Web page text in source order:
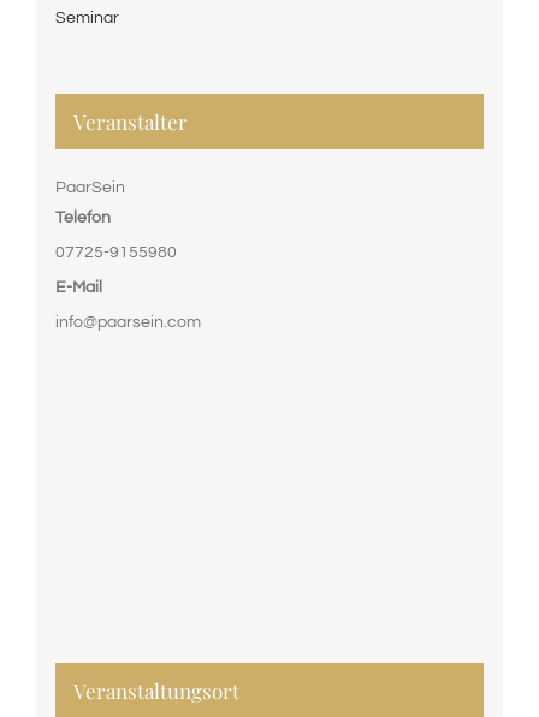
Seminar
Veranstalter
PaarSein
Telefon
07725-9155980
E-Mail
info@paarsein.com
Veranstaltungsort